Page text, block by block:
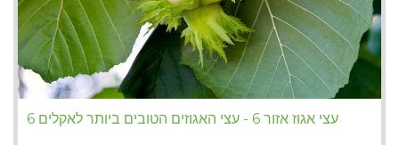
עצי אגוז אזור 6 - עצי האגוזים הטובים ביותר לאקלים 6